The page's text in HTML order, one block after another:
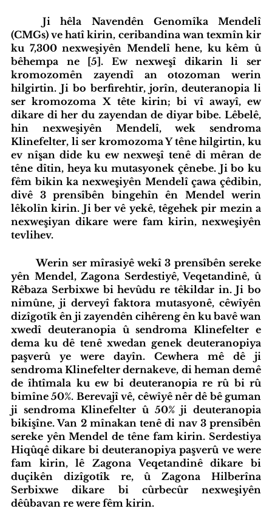
	Ji hêla Navendên Genomîka Mendelî
(CMGs) ve hatî kirin, ceribandina wan texmîn kir
ku 7,300 nexweşiyên Mendelî hene, ku kêm û
bêhempa ne [5]. Ew nexweşî dikarin li ser
kromozomên zayendî an otozoman werin
hilgirtin. Ji bo berfirehtir, jorîn, deuteranopia li
ser kromozoma X tête kirin; bi vî awayî, ew
dikare di her du zayendan de diyar bibe. Lêbelê,
hin nexweşiyên Mendelî, wek sendroma
Klinefelter, li ser kromozoma Y têne hilgirtin, ku
ev nîşan dide ku ew nexweşî tenê di mêran de
têne dîtin, heya ku mutasyonek çênebe. Ji bo ku
fêm bikin ka nexweşiyên Mendelî çawa çêdibin,
divê 3 prensîbên bingehîn ên Mendel werin
lêkolîn kirin. Ji ber vê yekê, têgehek pir mezin a
nexweşiyan dikare were fam kirin, nexweşiyên
tevlihev.
	Werin ser mîrasiyê wekî 3 prensîbên sereke
yên Mendel, Zagona Serdestiyê, Veqetandinê, û
Rêbaza Serbixwe bi hevûdu re têkildar in. Ji bo
nimûne, ji derveyî faktora mutasyonê, cêwîyên
dizîgotîk ên ji zayendên cihêreng ên ku bavê wan
xwedî deuteranopia û sendroma Klinefelter e
dema ku dê tenê xwedan genek deuteranopiya
paşverû ye were dayîn. Cewhera mê dê ji
sendroma Klinefelter dernakeve, di heman demê
de îhtîmala ku ew bi deuteranopia re rû bi rû
bimîne 50%. Berevajî vê, cêwîyê nêr dê bê guman
ji sendroma Klinefelter û 50% ji deuteranopia
bikişîne. Van 2 mînakan tenê di nav 3 prensîbên
sereke yên Mendel de têne fam kirin. Serdestiya
Hiqûqê dikare bi deuteranopiya paşverû ve were
fam kirin, lê Zagona Veqetandinê dikare bi
duçikên dizîgotîk re, û Zagona Hilberîna
Serbixwe dikare bi cûrbecûr nexweşiyên
dêûbavan re were fêm kirin.